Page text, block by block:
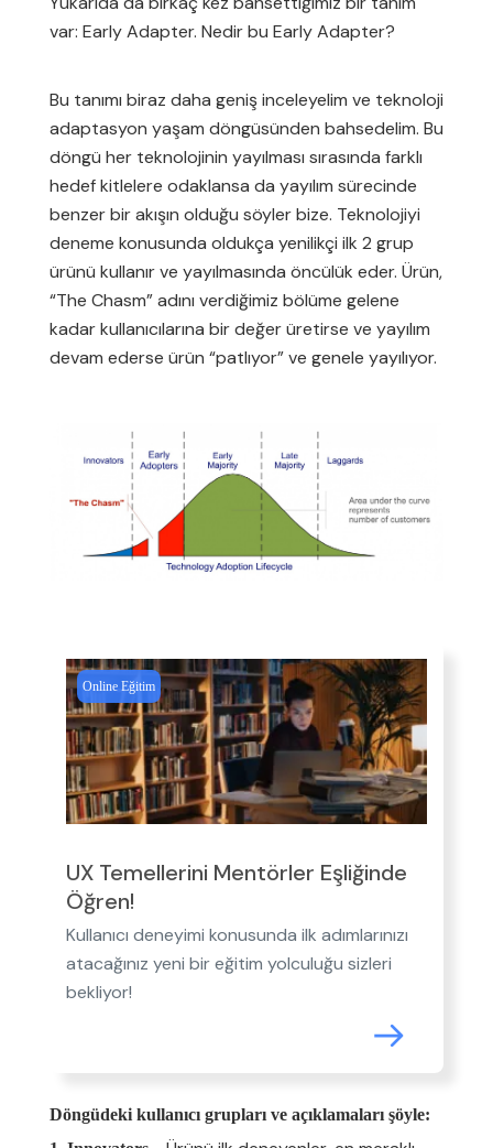
var: Early Adapter. Nedir bu Early Adapter?
Bu tanımı biraz daha geniş inceleyelim ve teknoloji
adaptasyon yaşam döngüsünden bahsedelim. Bu
döngü her teknolojinin yayılması sırasında farklı
hedef kitlelere odaklansa da yayılım sürecinde
benzer bir akışın olduğu söyler bize. Teknolojiyi
deneme konusunda oldukça yenilikçi ilk 2 grup
ürünü kullanır ve yayılmasında öncülük eder. Ürün,
“The Chasm” adını verdiğimiz bölüme gelene
kadar kullanıcılarına bir değer üretirse ve yayılım
devam ederse ürün “patlıyor” ve genele yayılıyor.
Online Eğitim
UX Temellerini Mentörler Eşliğinde
Öğren!
Kullanıcı deneyimi konusunda ilk adımlarınızı
atacağınız yeni bir eğitim yolculuğu sizleri
bekliyor!
Döngüdeki kullanıcı grupları ve açıklamaları şöyle: